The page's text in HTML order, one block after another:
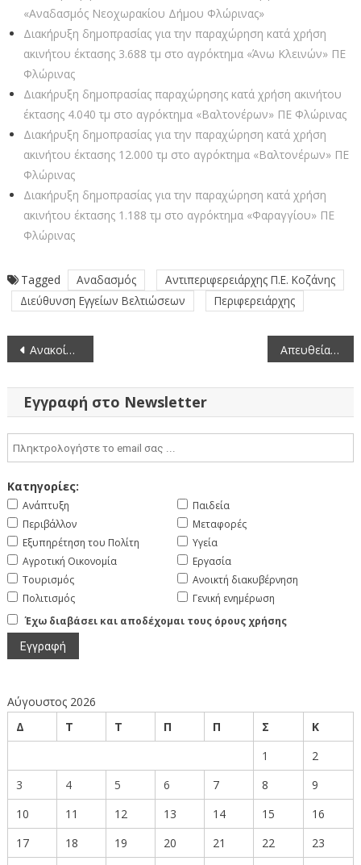
«Αναδασμός Νεοχωρακίου Δήμου Φλώρινας»
Διακήρυξη δημοπρασίας για την παραχώρηση κατά χρήση
ακινήτου έκτασης 3.688 τμ στο αγρόκτημα «Άνω Κλεινών» ΠΕ
Φλώρινας
Διακήρυξη δημοπρασίας παραχώρησης κατά χρήση ακινήτου
έκτασης 4.040 τμ στο αγρόκτημα «Βαλτονέρων» ΠΕ Φλώρινας
Διακήρυξη δημοπρασίας για την παραχώρηση κατά χρήση
ακινήτου έκτασης 12.000 τμ στο αγρόκτημα «Βαλτονέρων» ΠΕ
Φλώρινας
Διακήρυξη δημοπρασίας για την παραχώρηση κατά χρήση
ακινήτου έκτασης 1.188 τμ στο αγρόκτημα «Φαραγγίου» ΠΕ
Φλώρινας
Tagged Αναδασμός
Αντιπεριφερειάρχης Π.Ε. Κοζάνης
Διεύθυνση Εγγείων Βελτιώσεων
Περιφερειάρχης
Πλοήγηση
άρθρων
Ανακοίνωση προκηρύξεων θέσεων Εθνικών Εμπειρογνωμόνων στην Ευρωπαϊκή Οικονομική και Κοινωνική Επιτροπή (EESC) (21-6-2024) Απευθείας μετάδοση της συνεδρίασης της Περιφερειακής Επιτροπής της Περιφέρειας Δυτικής Μακεδονίας (25-6-2024)
Εγγραφή στο Newsletter
Κατηγορίες:
Ανάπτυξη
Περιβάλλον
Εξυπηρέτηση του Πολίτη
Αγροτική Οικονομία
Τουρισμός
Πολιτισμός
Παιδεία
Μεταφορές
Υγεία
Εργασία
Ανοικτή διακυβέρνηση
Γενική ενημέρωση
Έχω διαβάσει και αποδέχομαι τους όρους χρήσης
Αύγουστος 2026
Δ
Τ Τ Π Π Σ
Κ
1
2
3
4 5 6 7 8
9
10
11 12 13 14 15
16
17
18 19 20 21 22
23